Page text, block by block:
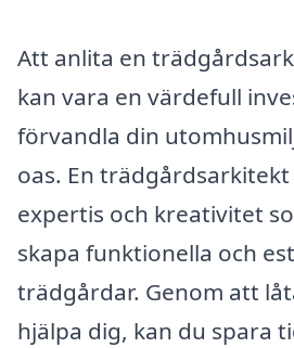
Att anlita en
kan vara en värdefull
förvandla din
oas. En
expertis och kreativitet
skapa funktionella och
trädgårdar. Genom att
hjälpa dig, kan du spara